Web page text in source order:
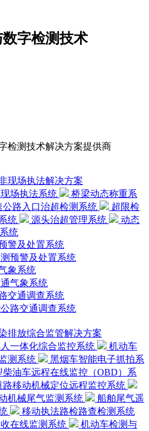
字检测技术
检测技术解决方案提供商
现场执法解决方案
场执法系统
桥梁动态称重系
公路入口治超检测系统
超限检
统
源头治超管理系统
动态
统
警及处置系统
预警及处置系统
象系统
气象系统
交通调查系统
路交通调查系统
排放综合监管解决方案
一体化综合监控系统
机动车
测系统
黑烟车智能电子抓拍系
柴油车远程在线监控（OBD）系
路移动机械定位远程监控系统
机械尾气监测系统
船舶尾气遥
移动执法路检路查检测系统
在线监测系统
机动车检测与